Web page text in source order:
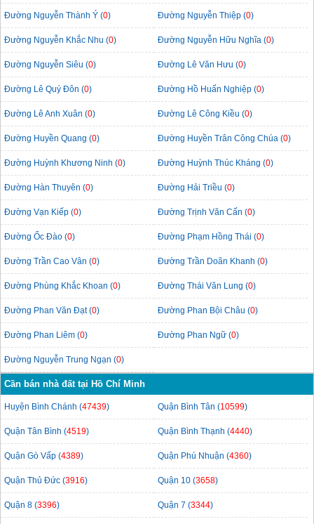
Đường Nguyễn Thành Ý (0) Đường Nguyễn Thiệp (0)
Đường Nguyễn Khắc Nhu (0) Đường Nguyễn Hữu Nghĩa (0)
Đường Nguyễn Siêu (0) Đường Lê Văn Hưu (0)
Đường Lê Quý Đôn (0) Đường Hồ Huấn Nghiệp (0)
Đường Lê Anh Xuân (0) Đường Lê Công Kiều (0)
Đường Huyền Quang (0) Đường Huyền Trân Công Chúa (0)
Đường Huỳnh Khương Ninh (0) Đường Huỳnh Thúc Kháng (0)
Đường Hàn Thuyên (0) Đường Hải Triều (0)
Đường Vạn Kiếp (0) Đường Trịnh Văn Cấn (0)
Đường Ốc Đào (0) Đường Phạm Hồng Thái (0)
Đường Trần Cao Vân (0) Đường Trần Doãn Khanh (0)
Đường Phùng Khắc Khoan (0) Đường Thái Văn Lung (0)
Đường Phan Văn Đạt (0) Đường Phan Bội Châu (0)
Đường Phan Liêm (0) Đường Phan Ngữ (0)
Đường Nguyễn Trung Ngạn (0)
Cần bán nhà đất tại Hồ Chí Minh
Huyện Bình Chánh (47439) Quận Bình Tân (10599)
Quận Tân Bình (4519) Quận Bình Thạnh (4440)
Quận Gò Vấp (4389) Quận Phú Nhuận (4360)
Quận Thủ Đức (3916) Quận 10 (3658)
Quận 8 (3396) Quận 7 (3344)